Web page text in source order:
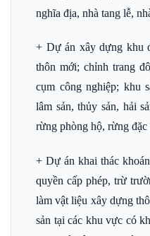
nghĩa địa, nhà tang lễ,
+ Dự án xây dựng khu
thôn mới; chỉnh trang
cụm công nghiệp; khu
lâm sản, thủy sản, hải
rừng phòng hộ, rừng đặc
+ Dự án khai thác
quyền cấp phép, trừ
làm vật liệu xây dựng
sản tại các khu vực có